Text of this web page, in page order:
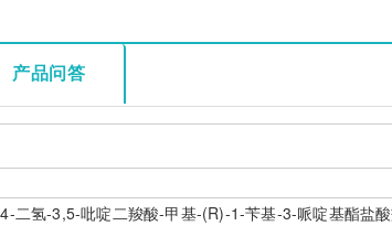
产品问答
二氢-3,5-吡啶二羧酸-甲基-(R)-1-苄基-3-哌啶基酯盐